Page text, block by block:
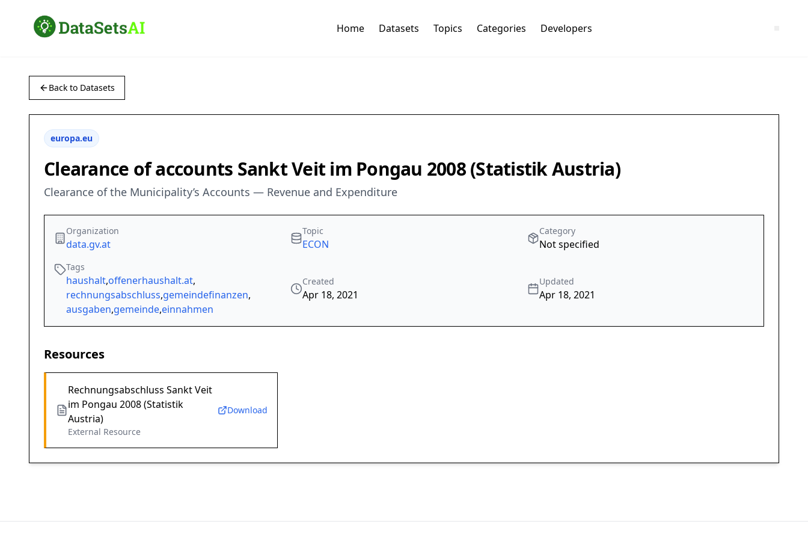
Home Datasets Topics Categories Developers
Back to Datasets
europa.eu
Clearance of accounts Sankt Veit im Pongau 2008 (Statistik Austria)
Clearance of the Municipality’s Accounts — Revenue and Expenditure
Organization
data.gv.at
Topic
ECON
Category
Not specified
Tags
haushalt,offenerhaushalt.at,
rechnungsabschluss,gemeindefinanzen,
ausgaben,gemeinde,einnahmen
Created
Apr 18, 2021
Updated
Apr 18, 2021
Resources
Rechnungsabschluss Sankt Veit
im Pongau 2008 (Statistik
Austria)
External Resource
Download